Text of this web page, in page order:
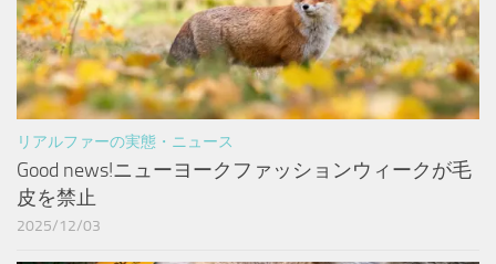
リアルファーの実態・ニュース
Good news!ニューヨークファッションウィークが毛
皮を禁止
2025/12/03